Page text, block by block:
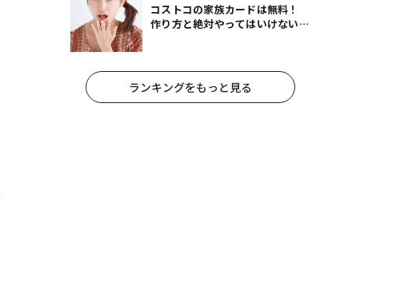
コストコの家族カードは無料！
作り方と絶対やってはいけないパ
ランキングをもっと見る